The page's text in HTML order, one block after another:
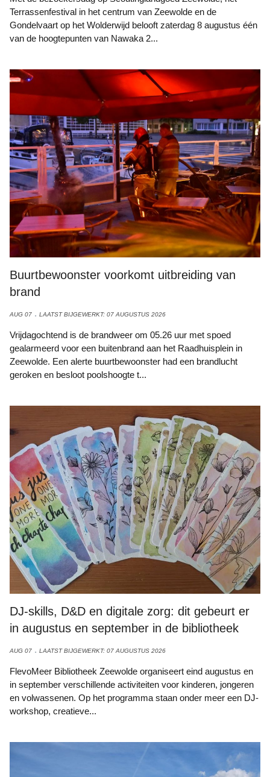
Terrassenfestival in het centrum van Zeewolde en de
Gondelvaart op het Wolderwijd belooft zaterdag 8 augustus één
van de hoogtepunten van Nawaka 2...
Foto: Koop Broekhuizen
Buurtbewoonster voorkomt uitbreiding van
brand
AUG 07 LAATST BIJGEWERKT: 07 AUGUSTUS 2026
Vrijdagochtend is de brandweer om 05.26 uur met spoed
gealarmeerd voor een buitenbrand aan het Raadhuisplein in
Zeewolde. Een alerte buurtbewoonster had een brandlucht
geroken en besloot poolshoogte t...
DJ-skills, D&D en digitale zorg: dit gebeurt er
in augustus en september in de bibliotheek
AUG 07 LAATST BIJGEWERKT: 07 AUGUSTUS 2026
FlevoMeer Bibliotheek Zeewolde organiseert eind augustus en
in september verschillende activiteiten voor kinderen, jongeren
en volwassenen. Op het programma staan onder meer een DJ-
workshop, creatieve...